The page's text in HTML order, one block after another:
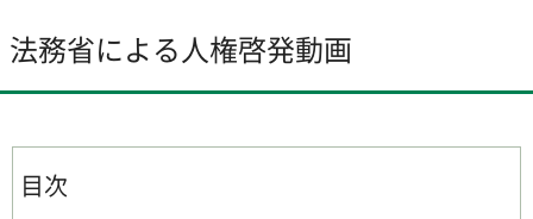
法務省による人権啓発動画
目次